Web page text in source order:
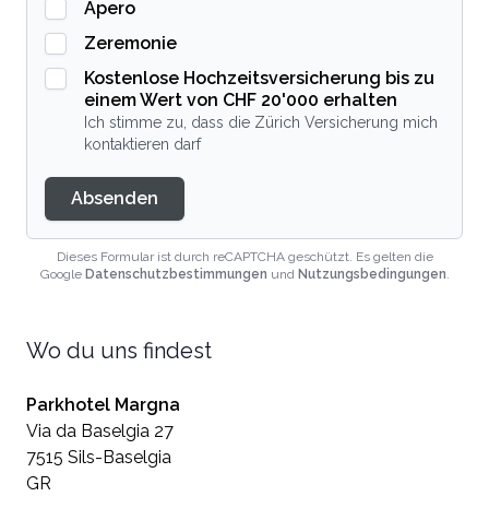
Apero
Zeremonie
Kostenlose Hochzeitsversicherung bis zu
einem Wert von CHF 20'000 erhalten
Ich stimme zu, dass die Zürich Versicherung mich
kontaktieren darf
Absenden
Dieses Formular ist durch reCAPTCHA geschützt. Es gelten die
Google Datenschutzbestimmungen und Nutzungsbedingungen.
Wo du uns findest
Parkhotel Margna
Via da Baselgia 27
7515 Sils-Baselgia
GR